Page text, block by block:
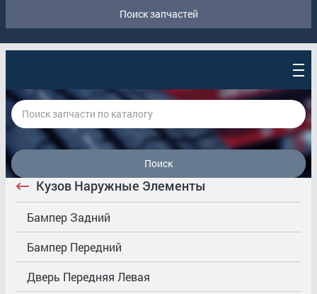
Поиск запчастей
Поиск
Кузов Наружные Элементы
Бампер Задний
Бампер Передний
Дверь Передняя Левая